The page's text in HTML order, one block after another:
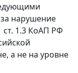
нарушение
ст. 1.3 КоАП РФ
а не на уровне